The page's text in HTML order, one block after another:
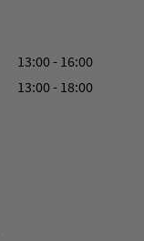
13:00 - 16:00
13:00 - 18:00